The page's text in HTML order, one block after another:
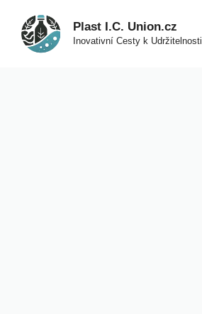
obsah
Plast I.C. Union.cz
Inovativní Cesty k Udržitelnosti